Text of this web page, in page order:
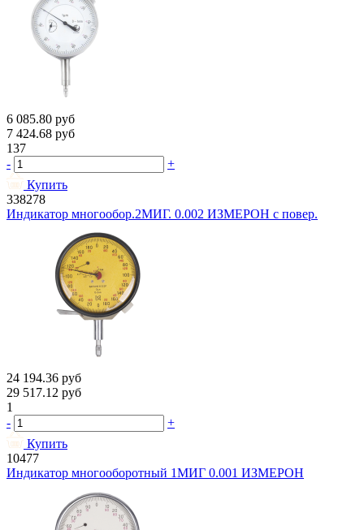
6 085.80 руб
7 424.68 руб
137
-
+
Купить
338278
Индикатор многообор.2МИГ. 0.002 ИЗМЕРОН с повер.
24 194.36 руб
29 517.12 руб
1
-
+
Купить
10477
Индикатор многооборотный 1МИГ 0.001 ИЗМЕРОН